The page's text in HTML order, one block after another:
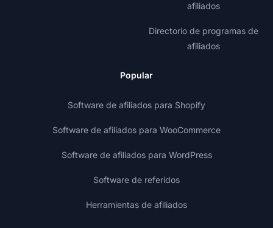
afiliados
Directorio de programas de
afiliados
Popular
Software de afiliados para Shopify
Software de afiliados para WooCommerce
Software de afiliados para WordPress
Software de referidos
Herramientas de afiliados